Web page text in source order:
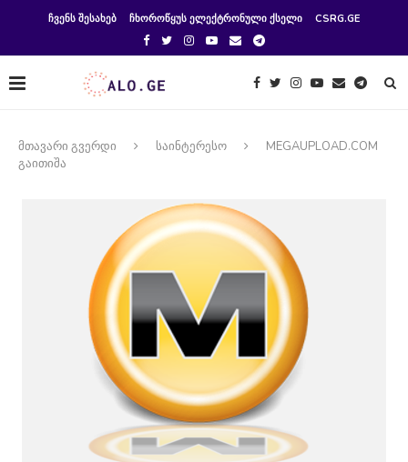
ᲩᲕᲔᲜᲡ ᲨᲔᲡᲐᲮᲔᲑ ᲩᲮᲝᲠᲝᲬᲧᲣᲡ ᲔᲚᲔᲥᲢᲠᲝᲜᲣᲚᲘ ᲥᲡᲔᲚᲘ CSRG.GE
მთავარი გვერდი საინტერესო
MEGAUPLOAD.COM
გაითიშა